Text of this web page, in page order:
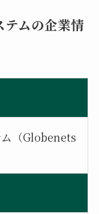
テムの企業情
ム（Globenets